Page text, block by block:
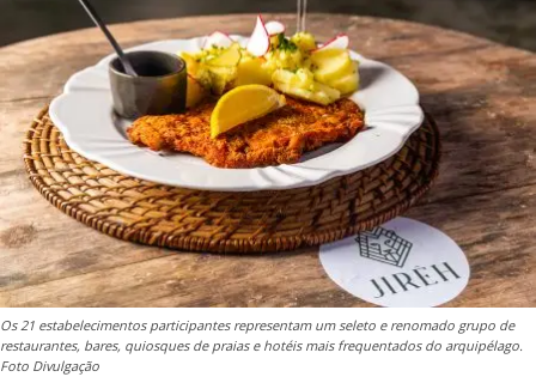
Os 21 estabelecimentos participantes representam um seleto e renomado grupo de
restaurantes, bares, quiosques de praias e hotéis mais frequentados do arquipélago.
Foto Divulgação